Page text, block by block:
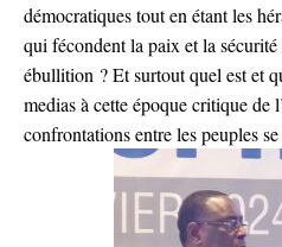
démocratiques tout en étant les
qui fécondent la paix et la
ébullition ? Et surtout quel est et
medias à cette époque critique de
confrontations entre les peuples